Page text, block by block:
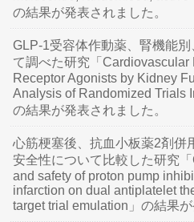
の結果が発表されました。
GLP-1受容体作動薬、腎機能
て調べた研究「Cardiovascular
Receptor Agonists by Kidney
Analysis of Randomized Trials
の結果が発表されました。
心筋梗塞後、抗血小板薬2剤併
安全性について比較した研究
and safety of proton pump
infarction on dual antiplatelet
target trial emulation」の結果が